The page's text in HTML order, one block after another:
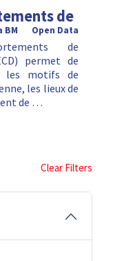
de
Open Data
BM
de
permet de
les motifs de
les lieux de
de …
Clear Filters